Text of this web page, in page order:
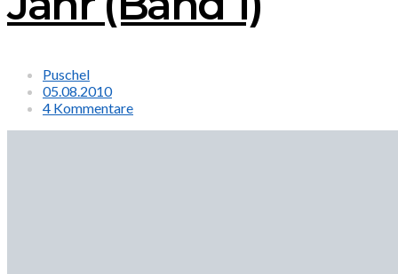
Puschel
05.08.2010
4 Kommentare